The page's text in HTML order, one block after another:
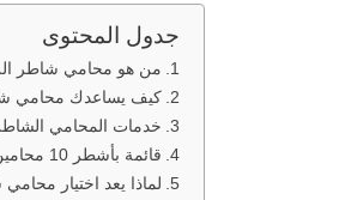
جدول المحتوى
من هو محامي شاطر
كيف يساعدك محامي
خدمات المحامي
قائمة بأشطر 10 محامين بالرياض
لماذا يعد اختيار